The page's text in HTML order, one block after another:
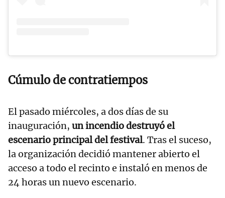
Cúmulo de contratiempos
El pasado miércoles, a dos días de su
inauguración, un incendio destruyó el
escenario principal del festival. Tras el suceso,
la organización decidió mantener abierto el
acceso a todo el recinto e instaló en menos de
24 horas un nuevo escenario.